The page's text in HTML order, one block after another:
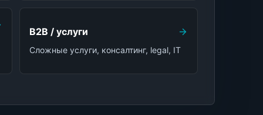
B2B / услуги
Сложные услуги, консалтинг, legal, IT